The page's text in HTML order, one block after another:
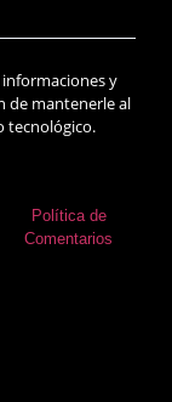
y
de mantenerle al
tecnológico.
Política de
Comentarios